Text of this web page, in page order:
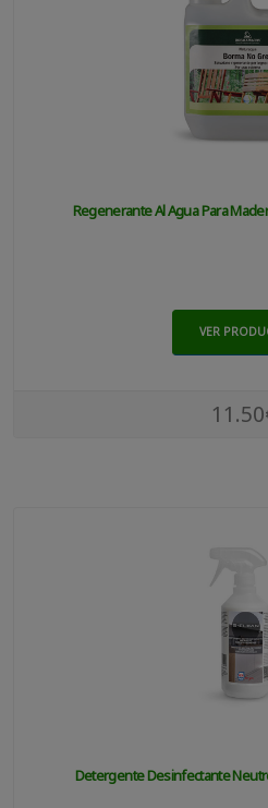
Regenerante Al Agua Para
VER
Detergente Desinfectante